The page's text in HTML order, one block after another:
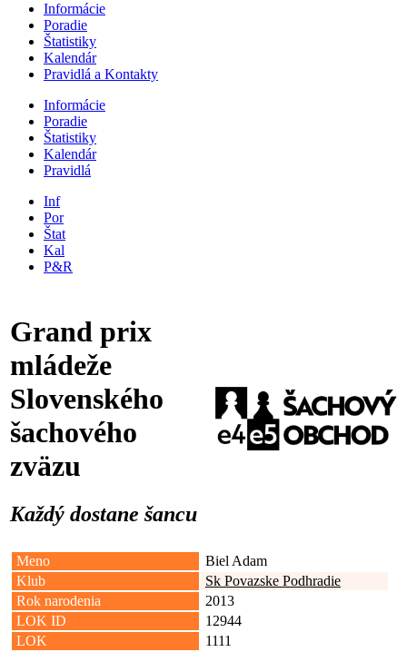
Informácie
Poradie
Štatistiky
Kalendár
Pravidlá a Kontakty
Informácie
Poradie
Štatistiky
Kalendár
Pravidlá
Inf
Por
Štat
Kal
P&R
Grand prix
mládeže
Slovenského
šachového
zväzu
Každý dostane šancu
Meno
Biel Adam
Klub
Sk Povazske Podhradie
Rok narodenia
2013
LOK ID
12944
LOK
1111